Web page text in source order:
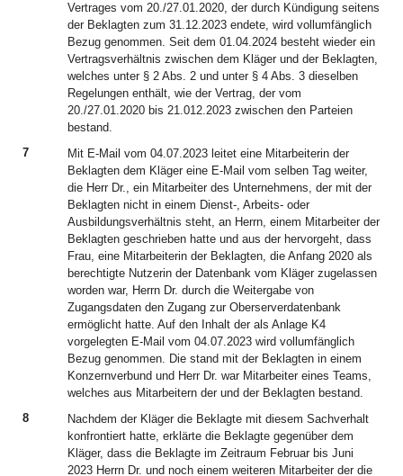
Vertrages vom 20./27.01.2020, der durch Kündigung seitens
der Beklagten zum 31.12.2023 endete, wird vollumfänglich
Bezug genommen. Seit dem 01.04.2024 besteht wieder ein
Vertragsverhältnis zwischen dem Kläger und der Beklagten,
welches unter § 2 Abs. 2 und unter § 4 Abs. 3 dieselben
Regelungen enthält, wie der Vertrag, der vom
20./27.01.2020 bis 21.012.2023 zwischen den Parteien
bestand.
7
Mit E-Mail vom 04.07.2023 leitet eine Mitarbeiterin der
Beklagten dem Kläger eine E-Mail vom selben Tag weiter,
die Herr Dr., ein Mitarbeiter des Unternehmens, der mit der
Beklagten nicht in einem Dienst-, Arbeits- oder
Ausbildungsverhältnis steht, an Herrn, einem Mitarbeiter der
Beklagten geschrieben hatte und aus der hervorgeht, dass
Frau, eine Mitarbeiterin der Beklagten, die Anfang 2020 als
berechtigte Nutzerin der Datenbank vom Kläger zugelassen
worden war, Herrn Dr. durch die Weitergabe von
Zugangsdaten den Zugang zur Oberserverdatenbank
ermöglicht hatte. Auf den Inhalt der als Anlage K4
vorgelegten E-Mail vom 04.07.2023 wird vollumfänglich
Bezug genommen. Die stand mit der Beklagten in einem
Konzernverbund und Herr Dr. war Mitarbeiter eines Teams,
welches aus Mitarbeitern der und der Beklagten bestand.
8
Nachdem der Kläger die Beklagte mit diesem Sachverhalt
konfrontiert hatte, erklärte die Beklagte gegenüber dem
Kläger, dass die Beklagte im Zeitraum Februar bis Juni
2023 Herrn Dr. und noch einem weiteren Mitarbeiter der die